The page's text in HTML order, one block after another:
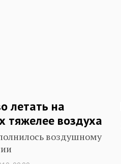
летать на
тяжелее воздуха
воздушному